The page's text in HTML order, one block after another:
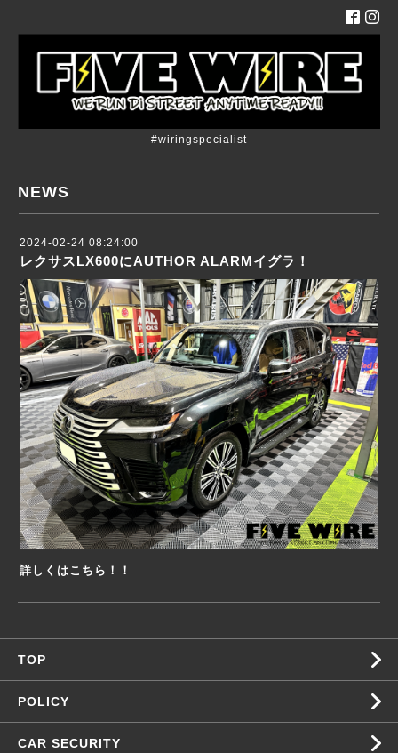
#wiringspecialist
NEWS
2024-02-24 08:24:00
レクサスLX600にAUTHOR ALARMイグラ！
詳しくはこちら！！
TOP
POLICY
CAR SECURITY